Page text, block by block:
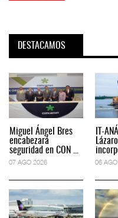
DESTACAMOS
Miguel Ángel Bres
encabezará
seguridad en CON ...
07 AGO 2026
IT-
06